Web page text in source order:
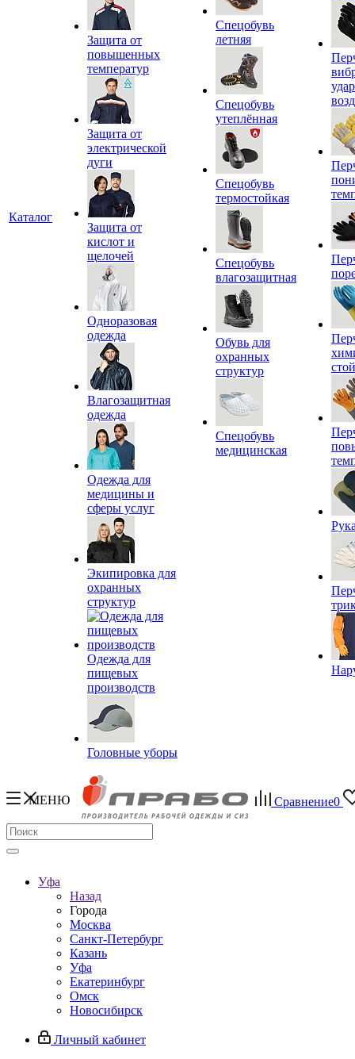
Каталог
Защита от
повышенных
температур
Защита от
электрической
дуги
Защита от
кислот и
щелочей
Одноразовая
одежда
Влагозащитная
одежда
Одежда для
медицины и
сферы услуг
Экипировка для
охранных
структур
Одежда для
пищевых
производств
Головные уборы
Спецобувь
летняя
Спецобувь
утеплённая
Спецобувь
термостойкая
Спецобувь
влагозащитная
Обувь для
охранных
структур
Спецобувь
медицинская
МЕНЮ Сравнение0
Уфа
Назад
Города
Москва
Санкт-Петербург
Казань
Уфа
Екатеринбург
Омск
Новосибирск
Личный кабинет